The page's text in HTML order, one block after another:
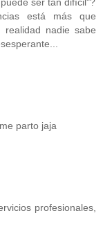
ser tan difícil"?
está más que
realidad nadie sabe
parto jaja
profesionales,